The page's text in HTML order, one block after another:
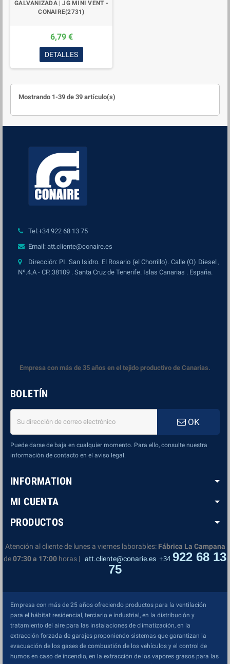
GALVANIZADA | JG MINI VENT -
CONAIRE(2731)
6,79 €
DETALLES
Mostrando 1-39 de 39 artículo(s)
Tel:+34 922 68 13 75
Email: att.cliente@conaire.es
Dirección: PI. San Isidro. El Rosario (el Chorrillo). Calle (O) Diesel ,
Nº.4.A - CP.:38109 . Santa Cruz de Tenerife. Islas Canarias . España.
Empresa con más de 35 años en el tejido productivo de Canarias.
BOLETÍN
OK
Puede darse de baja en cualquier momento. Para ello, consulte nuestra
información de contacto en el aviso legal.
INFORMATION
MI CUENTA
PRODUCTOS
Atención al cliente de lunes a viernes laborables: Fábrica La Campana
de07:30 a 17:00 horas | att.cliente@conarie.es +34 922 68 13
75
Empresa con más de 25 años ofreciendo productos para la ventilación
para el hábitat residencial, terciario e industrial, en la distribución y
tratamiento del aire para las instalaciones de climatización, en la
extracción forzada de garajes proponiendo sistemas que garantizan la
evacuación de los gases de combustión de los vehículos y el control de
humos en caso de incendio, en la extracción de los vapores grasos para las